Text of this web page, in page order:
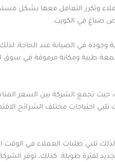
وتكرر التعامل معها بشكل
صباغ في الكويت.
في الصيانة عند الحاجة،
طيبة ومكانة مرموقة في سوق
تجمع الشركة بين السعر
احتياجات مختلف الشرائح
لذلك تلبي طلبات العملاء في
لفترة طويلة. كذلك، توفر